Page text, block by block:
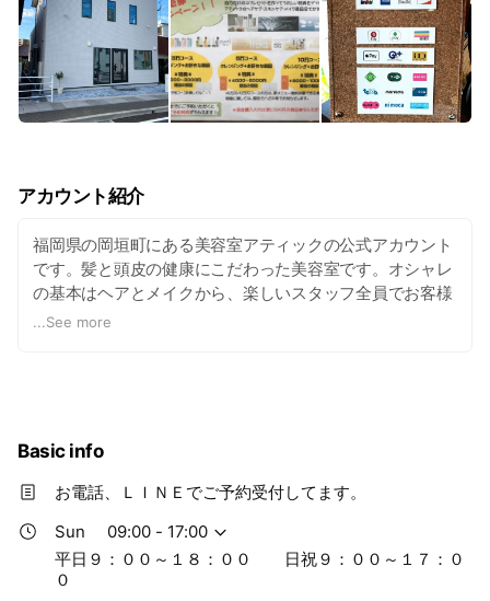
アカウント紹介
福岡県の岡垣町にある美容室アティックの公式アカウント
です。髪と頭皮の健康にこだわった美容室です。オシャレ
の基本はヘアとメイクから、楽しいスタッフ全員でお客様
のおこしをお待ちしてます(^.^)/~~~
...See more
Basic info
お電話、ＬＩＮＥでご予約受付してます。
Sun
09:00 - 17:00
平日９：００～１８：００ 日祝９：００～１７：０
０